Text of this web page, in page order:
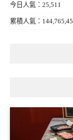
今日人氣：25,511
累積人氣：